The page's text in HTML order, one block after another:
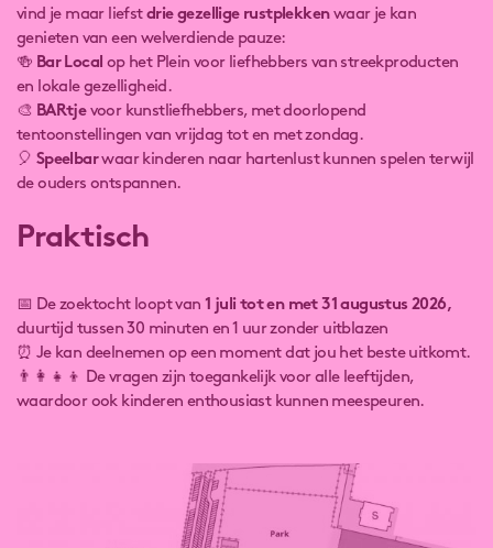
vind je maar liefstdrie gezellige rustplekken waar je kan
genieten van een welverdiende pauze:
🍻 Bar Local op het Plein voor liefhebbers van streekproducten
en lokale gezelligheid.
🎨 BARtjevoor kunstliefhebbers, met doorlopend
tentoonstellingen van vrijdag tot en met zondag.
🎈 Speelbarwaar kinderen naar hartenlust kunnen spelen terwijl
de ouders ontspannen.
Praktisch
📅 De zoektocht loopt van 1 juli tot en met 31 augustus 2026,
duurtijd tussen 30 minuten en 1 uur zonder uitblazen
⏰ Je kan deelnemen op een moment dat jou het beste uitkomt.
👨‍👩‍👧‍👦 De vragen zijn toegankelijk voor alle leeftijden,
waardoor ook kinderen enthousiast kunnen meespeuren.